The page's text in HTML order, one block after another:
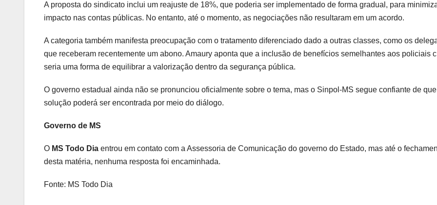
A proposta do sindicato inclui um reajuste de 18%, que poderia ser implementado de forma gradual, para
impacto nas contas públicas. No entanto, até o momento, as negociações não resultaram em um acordo.
A categoria também manifesta preocupação com o tratamento diferenciado dado a outras classes, como os
que receberam recentemente um abono. Amaury aponta que a inclusão de benefícios semelhantes aos policiais
seria uma forma de equilibrar a valorização dentro da segurança pública.
O governo estadual ainda não se pronunciou oficialmente sobre o tema, mas o Sinpol-MS segue confiante de
solução poderá ser encontrada por meio do diálogo.
Governo de MS
O MS Todo Dia entrou em contato com a Assessoria de Comunicação do governo do Estado, mas até o
desta matéria, nenhuma resposta foi encaminhada.
Fonte: MS Todo Dia